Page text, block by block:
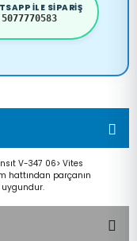
ILE SIPARIŞ
5077770583
V-347 06> Vites
hattından parçanın
uygundur.